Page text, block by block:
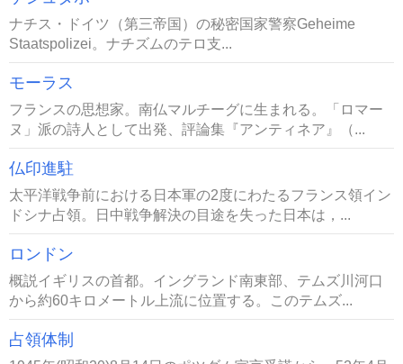
ナチス・ドイツ（第三帝国）の秘密国家警察Geheime
Staatspolizei。ナチズムのテロ支...
モーラス
フランスの思想家。南仏マルチーグに生まれる。「ロマー
ヌ」派の詩人として出発、評論集『アンティネア』（...
仏印進駐
太平洋戦争前における日本軍の2度にわたるフランス領イン
ドシナ占領。日中戦争解決の目途を失った日本は，...
ロンドン
概説イギリスの首都。イングランド南東部、テムズ川河口
から約60キロメートル上流に位置する。このテムズ...
占領体制